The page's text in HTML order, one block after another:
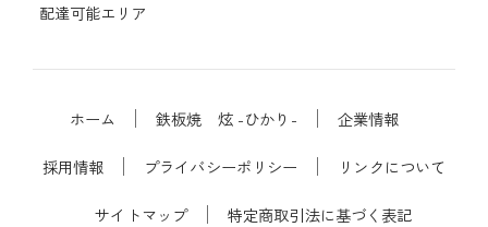
配達可能エリア
ホーム 鉄板焼 炫 -ひかり- 企業情報
採用情報 プライバシーポリシー リンクについて
サイトマップ 特定商取引法に基づく表記